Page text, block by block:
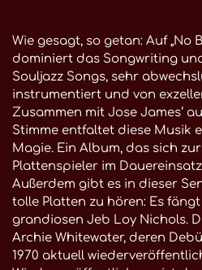
Wie gesagt, so getan: Auf „No
dominiert das Songwriting
Souljazz Songs, sehr
instrumentiert und von
Zusammen mit Jose James‘
Stimme entfaltet diese Musik
Magie. Ein Album, das sich
Plattenspieler im
Außerdem gibt es in dieser
tolle Platten zu hören: Es
grandiosen Jeb Loy Nichols.
Archie Whitewater, deren
1970 aktuell